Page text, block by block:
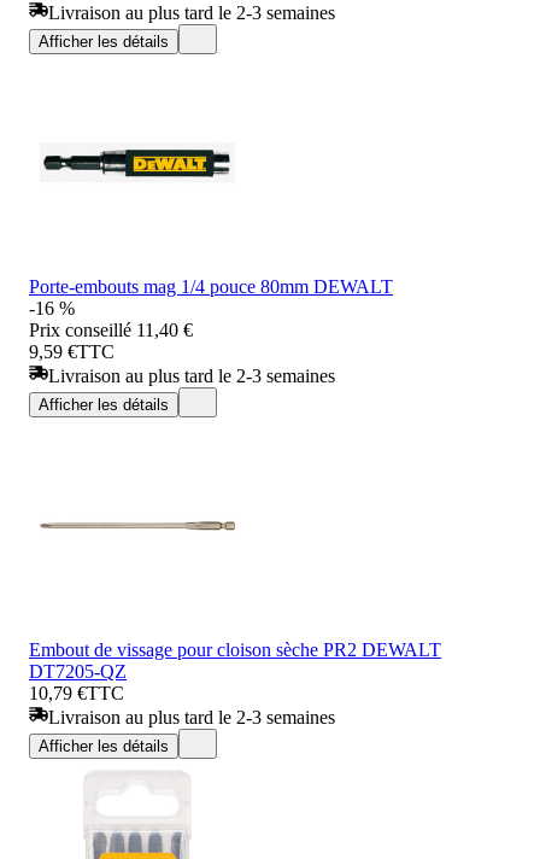
Livraison au plus tard le 2-3 semaines
Afficher les détails
Porte-embouts mag 1/4 pouce 80mm DEWALT
-16 %
Prix conseillé 11,40 €
9,59 €TTC
Livraison au plus tard le 2-3 semaines
Afficher les détails
Embout de vissage pour cloison sèche PR2 DEWALT
DT7205-QZ
10,79 €TTC
Livraison au plus tard le 2-3 semaines
Afficher les détails